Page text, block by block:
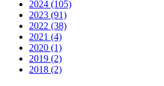
2024 (105)
2023 (91)
2022 (38)
2021 (4)
2020 (1)
2019 (2)
2018 (2)